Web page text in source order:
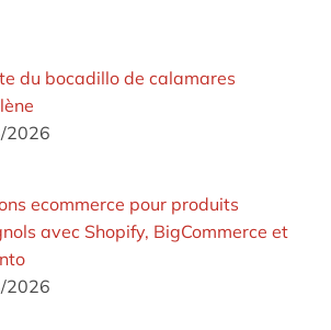
du bocadillo de calamares
2026
ecommerce pour produits
avec Shopify, BigCommerce et
2026